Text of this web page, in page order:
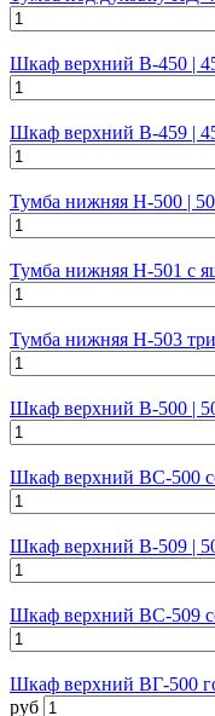
Шкаф верхний В-450 |
Шкаф верхний В-459 |
Тумба нижняя Н-500 |
Тумба нижняя Н-501 с
Тумба нижняя Н-503
Шкаф верхний В-500 |
Шкаф верхний ВС-500
Шкаф верхний В-509 |
Шкаф верхний ВС-509
Шкаф верхний ВГ-500
руб